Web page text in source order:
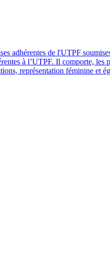
adhérentes de l'UTPF
à l’UTPF. Il comporte,
représentation féminine et